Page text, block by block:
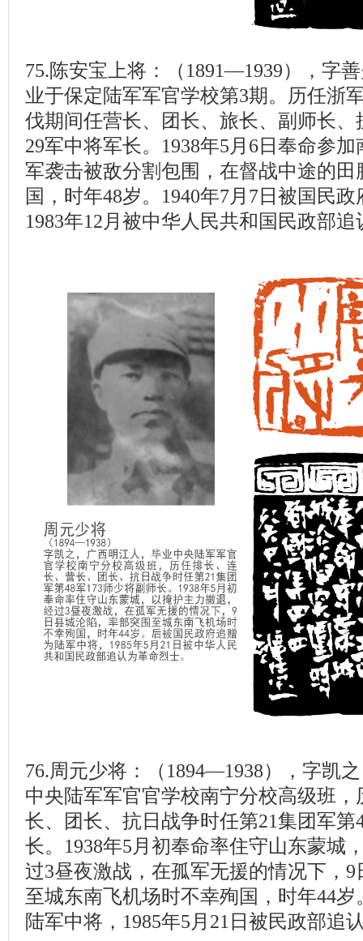
75.陈安宝上将：（1891—1939），字
业于保定陆军军官学校第3期。历任浙
伐期间任营长、团长、旅长、副师长、
29军中将军长。1938年5月6日奉命参
军袭击被敌分割包围，在督战中途的
国，时年48岁。1940年7月7日被国民
1983年12月被中华人民共和国民政部
76.周元少将：（1894—1938），字凯
中央陆军军官官学校南宁分校高级班
长、团长、抗日战争时任第21集团军第
长。1938年5月初奉命率住守山东蒙城
过3昼夜激战，在孤军无援的情况下，
至城东南飞机场时不幸殉国，时年44
陆军中将，1985年5月21日被民政部追